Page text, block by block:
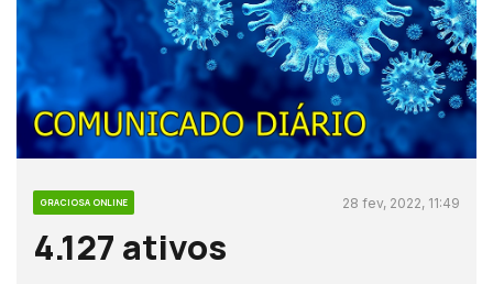
GRACIOSA ONLINE 28 fev, 2022, 11:49
4.127 ativos